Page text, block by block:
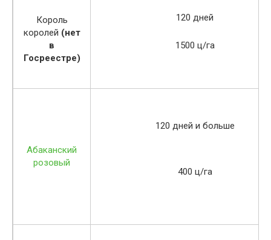
Король
королей (нет
в
Госреестре)
120 дней
1500 ц/га
Абаканский
розовый
120 дней и больше
400 ц/га